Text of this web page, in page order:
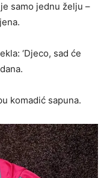
samo jednu želju –
‘Djeco, sad će
komadić sapuna.